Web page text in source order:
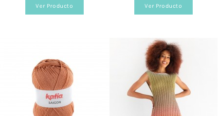
encontrarás distintos formatos de color y estilo.
Sí, a partir de los 40 €.
¿Ofrecéis formación?
Sí, tenemos talleres adaptados a todos los niveles y
Ver Producto Ver Producto